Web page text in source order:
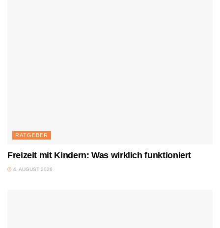
RATGEBER
Freizeit mit Kindern: Was wirklich funktioniert
4. AUGUST 2026